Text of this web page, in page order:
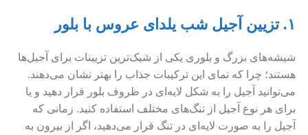
۱. تزیین آجیل شب یلدای عروس با بلور
شیشه‌های بزرگ و بلوری یکی از شیک‌ترین تزیینات برای آجیل‌ها
هستند؛ چرا که نمای این ترکیبات جذاب را بهتر نشان می‌دهند.
می‌توانید آجیل را به شکل لایه‌ای در ظروف بلور قرار دهید و یا
برای هر نوع آجیل از تنگ‌های مختلف استفاده کنید. زمانی که
آجیل را به صورت لایه‌ای در تنگ قرار می‌دهید، اگر از بیرون به